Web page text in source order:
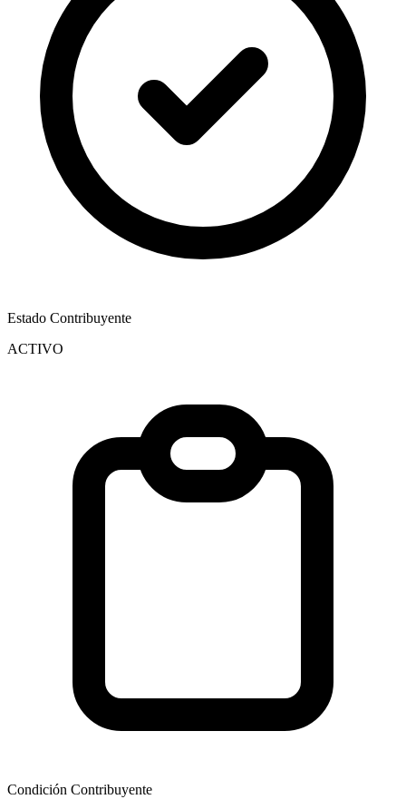
Estado Contribuyente
ACTIVO
Condición Contribuyente